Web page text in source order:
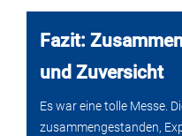
Fazit:
und Zuversicht
Es war eine tolle Messe.
zusammengestanden,